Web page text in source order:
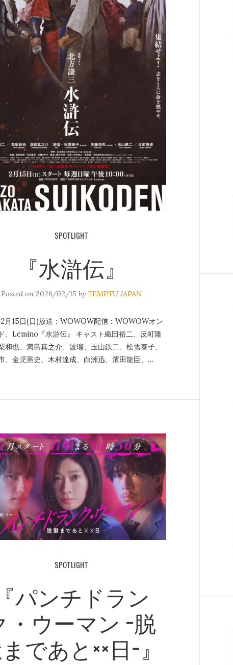
SPOTLIGHT
『水滸伝』
Posted on 2026/02/15 by TEMPTU JAPAN
月15日(日)放送：WOWOW配信：WOWOWオン
、Lemino『水滸伝』 キャスト織田裕二、反町隆
和也、満島真之介、波瑠、玉山鉄二、松雪泰子、
、金児憲史、木村達成、白洲迅、濱田龍臣、…
SPOTLIGHT
パンチドラン
・ウーマン −脱
であと××日−』